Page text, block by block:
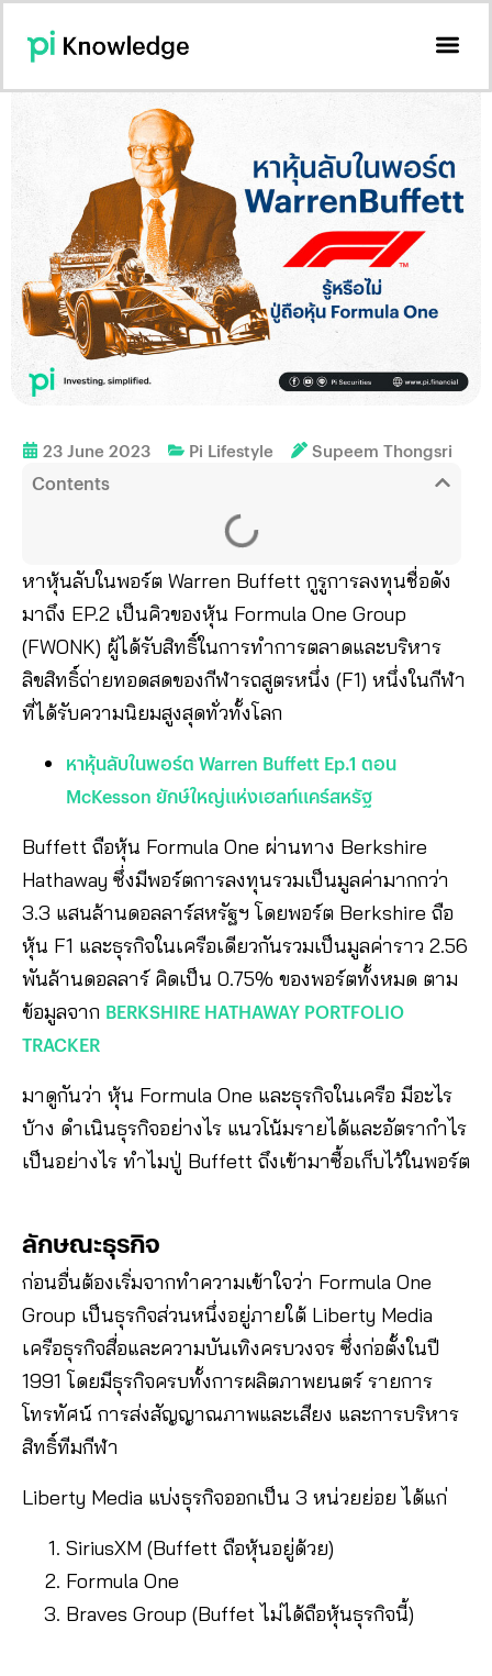
23 June 2023 Pi Lifestyle Supeem Thongsri
Contents
หาหุ้นลับในพอร์ต Warren Buffett กูรูการลงทุนชื่อดัง
มาถึง EP.2 เป็นคิวของหุ้น Formula One Group
(FWONK) ผู้ได้รับสิทธิ์ในการทำการตลาดและบริหาร
ลิขสิทธิ์ถ่ายทอดสดของกีฬารถสูตรหนึ่ง (F1) หนึ่งในกีฬา
ที่ได้รับความนิยมสูงสุดทั่วทั้งโลก
หาหุ้นลับในพอร์ต Warren Buffett Ep.1 ตอน
McKesson ยักษ์ใหญ่แห่งเฮลท์แคร์สหรัฐ
Buffett ถือหุ้น Formula One ผ่านทาง Berkshire
Hathaway ซึ่งมีพอร์ตการลงทุนรวมเป็นมูลค่ามากกว่า
3.3 แสนล้านดอลลาร์สหรัฐฯ โดยพอร์ต Berkshire ถือ
หุ้น F1 และธุรกิจในเครือเดียวกันรวมเป็นมูลค่าราว 2.56
พันล้านดอลลาร์ คิดเป็น 0.75% ของพอร์ตทั้งหมด ตาม
ข้อมูลจาก BERKSHIRE HATHAWAY PORTFOLIO
TRACKER
มาดูกันว่า หุ้น Formula One และธุรกิจในเครือ มีอะไร
บ้าง ดำเนินธุรกิจอย่างไร แนวโน้มรายได้และอัตรากำไร
เป็นอย่างไร ทำไมปู่ Buffett ถึงเข้ามาซื้อเก็บไว้ในพอร์ต
ลักษณะธุรกิจ
ก่อนอื่นต้องเริ่มจากทำความเข้าใจว่า Formula One
Group เป็นธุรกิจส่วนหนึ่งอยู่ภายใต้ Liberty Media
เครือธุรกิจสื่อและความบันเทิงครบวงจร ซึ่งก่อตั้งในปี
1991 โดยมีธุรกิจครบทั้งการผลิตภาพยนตร์ รายการ
โทรทัศน์ การส่งสัญญาณภาพและเสียง และการบริหาร
สิทธิ์ทีมกีฬา
Liberty Media แบ่งธุรกิจออกเป็น 3 หน่วยย่อย ได้แก่
SiriusXM (Buffett ถือหุ้นอยู่ด้วย)
Formula One
Braves Group (Buffet ไม่ได้ถือหุ้นธุรกิจนี้)